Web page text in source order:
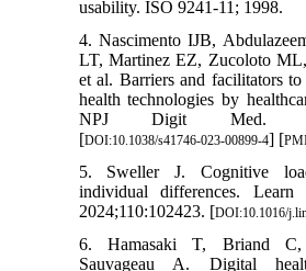
usability. ISO 9241-11; 1998.
4. Nascimento IJB,
LT, Martinez EZ, Zucoloto
et al. Barriers and facilitators
health technologies by
NPJ Digit Med.
[DOI:10.1038/s41746-023-00899-4] [
5. Sweller J. Cognitive
individual differences.
2024;110:102423. [DOI:10.1016/
6. Hamasaki T, Briand
Sauvageau A. Digital